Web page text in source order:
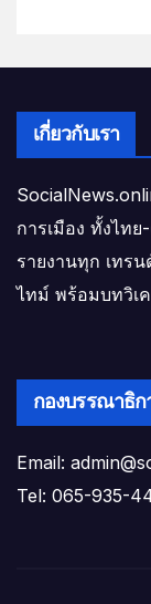
เกี่ยวกับเรา
การเมือง ทั้งไทย
รายงานทุก เทร
ไทม์ พร้อมบทวิเค
กองบรรณาธิก
Email:
Tel: 065-935-